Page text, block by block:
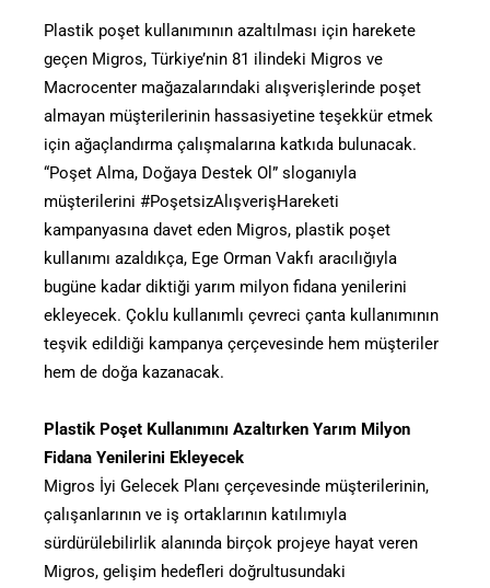
Plastik poşet kullanımının azaltılması için harekete
geçen Migros, Türkiye’nin 81 ilindeki Migros ve
Macrocenter mağazalarındaki alışverişlerinde poşet
almayan müşterilerinin hassasiyetine teşekkür etmek
için ağaçlandırma çalışmalarına katkıda bulunacak.
“Poşet Alma, Doğaya Destek Ol” sloganıyla
müşterilerini #PoşetsizAlışverişHareketi
kampanyasına davet eden Migros, plastik poşet
kullanımı azaldıkça, Ege Orman Vakfı aracılığıyla
bugüne kadar diktiği yarım milyon fidana yenilerini
ekleyecek. Çoklu kullanımlı çevreci çanta kullanımının
teşvik edildiği kampanya çerçevesinde hem müşteriler
hem de doğa kazanacak.
Plastik Poşet Kullanımını Azaltırken Yarım Milyon
Fidana Yenilerini Ekleyecek
Migros İyi Gelecek Planı çerçevesinde müşterilerinin,
çalışanlarının ve iş ortaklarının katılımıyla
sürdürülebilirlik alanında birçok projeye hayat veren
Migros, gelişim hedefleri doğrultusundaki